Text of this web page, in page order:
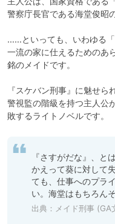
警察庁長官である海堂俊昭
……といっても、いわゆる「
一流の家に仕えるためのあ
銘のメイドです。
『スケバン刑事』に魅せ
警視監の階級を持つ主人公
敗するライトノベルです。
『さすがだな』、と
かえって葵に対して
ても、仕事へのプラ
い。海堂はもちろん
出典： メイド刑事